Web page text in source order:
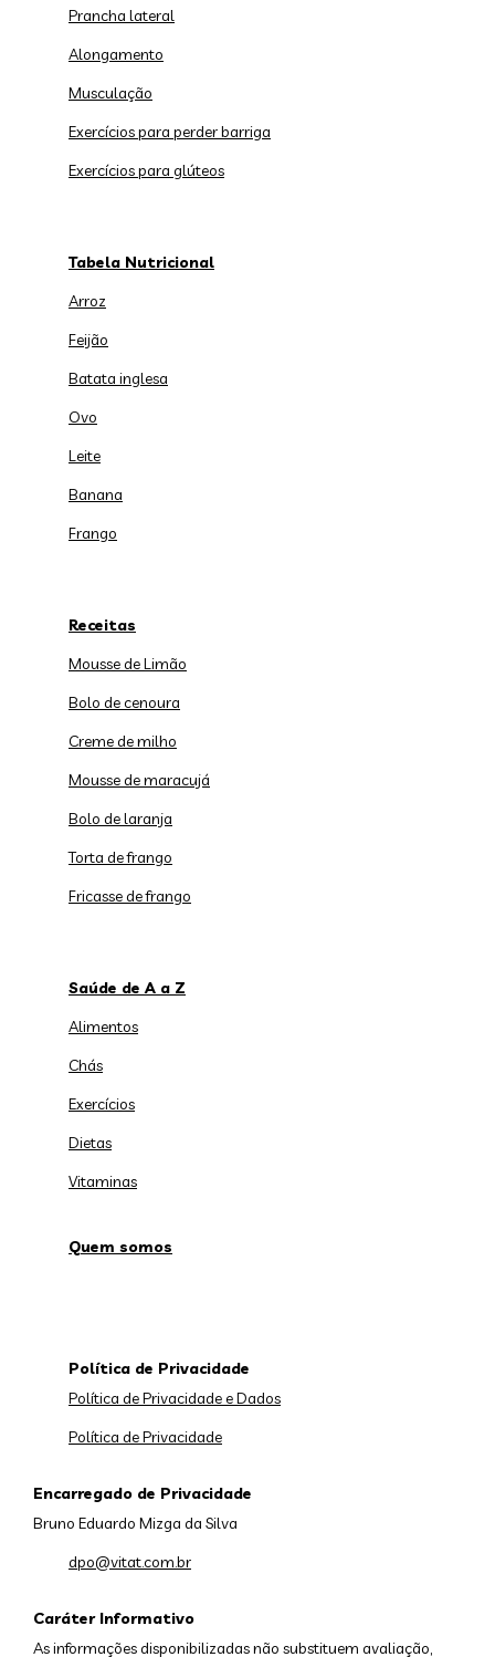
Prancha lateral
Alongamento
Musculação
Exercícios para perder barriga
Exercícios para glúteos
Tabela Nutricional
Arroz
Feijão
Batata inglesa
Ovo
Leite
Banana
Frango
Receitas
Mousse de Limão
Bolo de cenoura
Creme de milho
Mousse de maracujá
Bolo de laranja
Torta de frango
Fricasse de frango
Saúde de A a Z
Alimentos
Chás
Exercícios
Dietas
Vitaminas
Quem somos
Caráter Informativo
As informações disponibilizadas não substituem avaliação,
Política de Privacidade
Política de Privacidade e Dados
Política de Privacidade
Encarregado de Privacidade
Bruno Eduardo Mizga da Silva
dpo@vitat.com.br